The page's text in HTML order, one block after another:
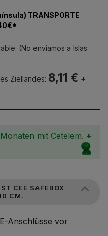
TRANSPORTE
(No enviamos a Islas
Ziellandes: 8,11 € +
mit Cetelem. +
CEE SAFEBOX
CM.
Anschlüsse vor